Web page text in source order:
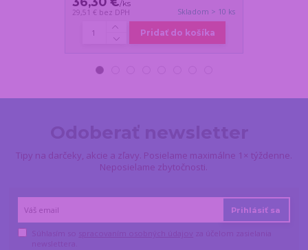
/ks
29,51 € bez DPH Skladom > 10 ks
Pridať do košíka
Tipy na darčeky, akcie a zľavy. Posielame maximálne 1× týždenne.
Neposielame zbytočnosti.
Prihlásiť sa